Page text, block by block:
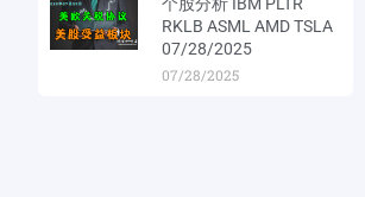
RKLB ASML AMD TSLA
07/28/2025
07/28/2025